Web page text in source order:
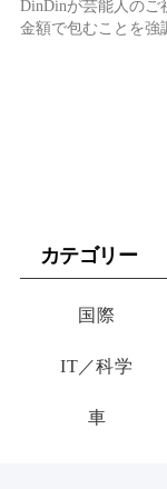
DinDinが芸能人のご
金額で包むことを強
カテゴリー
国際
IT／科学
車